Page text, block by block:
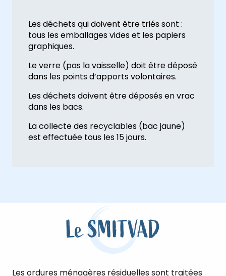
Les déchets qui doivent être triés sont :
tous les emballages vides et les papiers
graphiques.
Le verre (pas la vaisselle) doit être déposé
dans les points d’apports volontaires.
Les déchets doivent être déposés en vrac
dans les bacs.
La collecte des recyclables (bac jaune)
est effectuée tous les 15 jours.
Le SMITVAD
Les ordures ménagères résiduelles sont traitées